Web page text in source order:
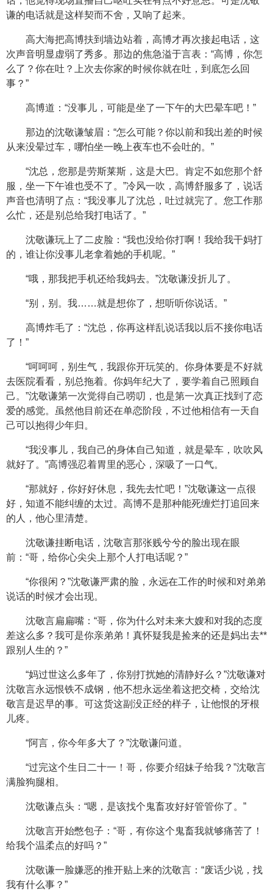
谦的电话就是这样契而不舍，又响了起来。
高大海把高博扶到墙边站着，高博才再次接起电话，这
次声音明显虚弱了秀多。那边的焦急溢于言表：“高博，你怎
么了？你在吐？上次去你家的时候你就在吐，到底怎么回
事？”
高博道：“没事儿，可能是坐了一下午的大巴晕车吧！”
那边的沈敬谦皱眉：“怎么可能？你以前和我出差的时候
从来没晕过车，哪怕坐一晚上夜车也不会吐的。”
“沈总，您那是劳斯莱斯，这是大巴。肯定不如您那个舒
服，坐一下午谁也受不了。”冷风一吹，高博舒服多了，说话
声音也清明了点：“我没事儿了沈总，吐过就完了。您工作那
么忙，还是别总给我打电话了。”
沈敬谦玩上了二皮脸：“我也没给你打啊！我给我干妈打
的，谁让你没事儿老拿着她的手机呢。”
“哦，那我把手机还给我妈去。”沈敬谦没折儿了。
“别，别。我……就是想你了，想听听你说话。”
高博炸毛了：“沈总，你再这样乱说话我以后不接你电话
了！”
“呵呵呵，别生气，我跟你开玩笑的。你身体要是不好就
去医院看看，别总拖着。你妈年纪大了，要学着自己照顾自
己。”沈敬谦第一次觉得自己唠叨，也是第一次真正找到了恋
爱的感觉。虽然他目前还在单恋阶段，不过他相信有一天自
己可以抱得少年归。
“我没事儿，我自己的身体自己知道，就是晕车，吹吹风
就好了。”高博强忍着胃里的恶心，深吸了一口气。
“那就好，你好好休息，我先去忙吧！”沈敬谦这一点很
好，知道不能纠缠的太过。高博不是那种能死缠烂打追回来
的人，他心里清楚。
沈敬谦挂断电话，沈敬言那张贱兮兮的脸出现在眼
前：“哥，给你心尖尖上那个人打电话呢？”
“你很闲？”沈敬谦严肃的脸，永远在工作的时候和对弟弟
说话的时候才会出现。
沈敬言扁扁嘴：“哥，你为什么对未来大嫂和对我的态度
差这么多？我可是你亲弟弟！真怀疑我是捡来的还是妈出去**
跟别人生的？”
“妈过世这么多年了，你别打扰她的清静好么？”沈敬谦对
沈敬言永远恨铁不成钢，他不想永远坐着这把交椅，交给沈
敬言是迟早的事。可这货这副没正经的样子，让他恨的牙根
儿疼。
“阿言，你今年多大了？”沈敬谦问道。
“过完这个生日二十一！哥，你要介绍妹子给我？”沈敬言
满脸狗腿相。
沈敬谦点头：“嗯，是该找个鬼畜攻好好管管你了。”
沈敬言开始憋包子：“哥，有你这个鬼畜我就够痛苦了！
给我个温柔点的好吗？”
沈敬谦一脸嫌恶的推开贴上来的沈敬言：“废话少说，找
我有什么事？”